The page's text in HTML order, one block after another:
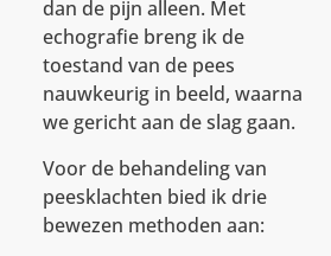
dan de pijn alleen. Met
echografie breng ik de
toestand van de pees
nauwkeurig in beeld, waarna
we gericht aan de slag gaan.
Voor de behandeling van
peesklachten bied ik drie
bewezen methoden aan: